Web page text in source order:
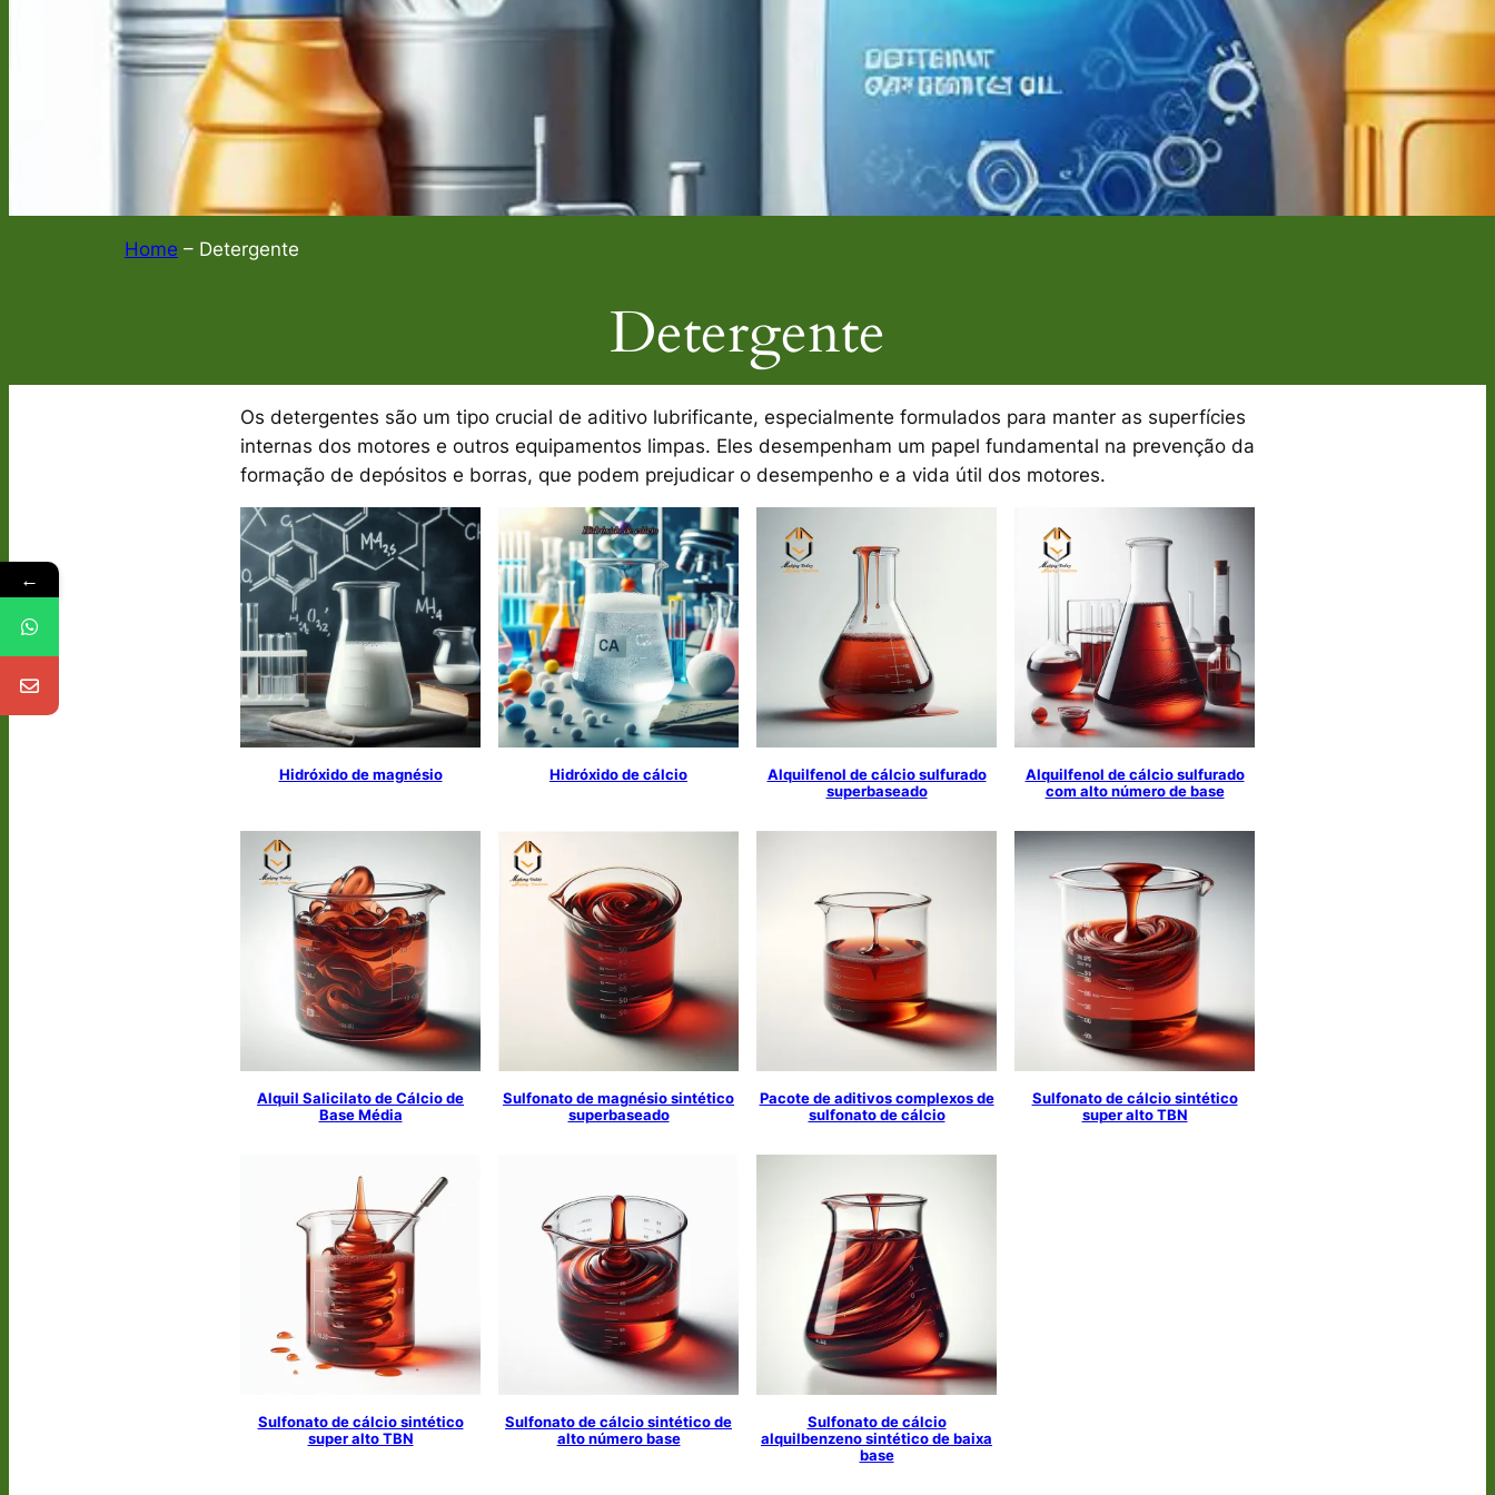
Home – Detergente
Detergente
Os detergentes são um tipo crucial de aditivo lubrificante, especialmente formulados para manter as superfícies
internas dos motores e outros equipamentos limpas. Eles desempenham um papel fundamental na prevenção da
formação de depósitos e borras, que podem prejudicar o desempenho e a vida útil dos motores.
Hidróxido de magnésio Hidróxido de cálcio
Alquilfenol de cálcio sulfurado
superbaseado
Alquilfenol de cálcio sulfurado
com alto número de base
Alquil Salicilato de Cálcio de
Base Média
Sulfonato de magnésio sintético
superbaseado
Pacote de aditivos complexos de
sulfonato de cálcio
Sulfonato de cálcio sintético
super alto TBN
Sulfonato de cálcio sintético
super alto TBN
Sulfonato de cálcio sintético de
alto número base
Sulfonato de cálcio
alquilbenzeno sintético de baixa
base
←